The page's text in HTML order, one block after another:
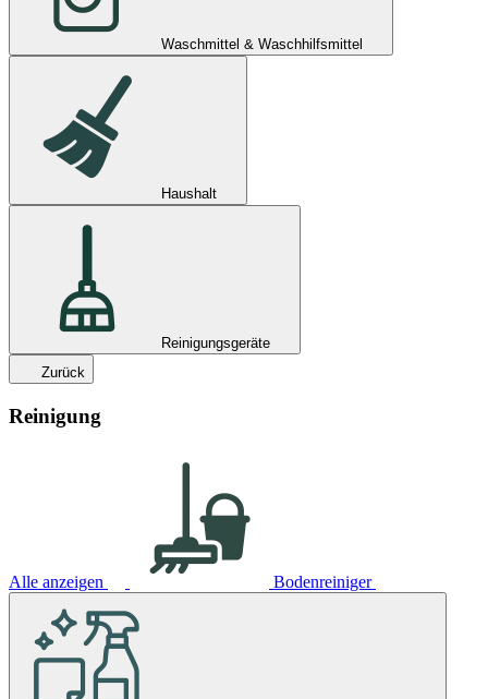
Waschmittel & Waschhilfsmittel
Haushalt
Reinigungsgeräte
Zurück
Reinigung
Alle anzeigen Bodenreiniger